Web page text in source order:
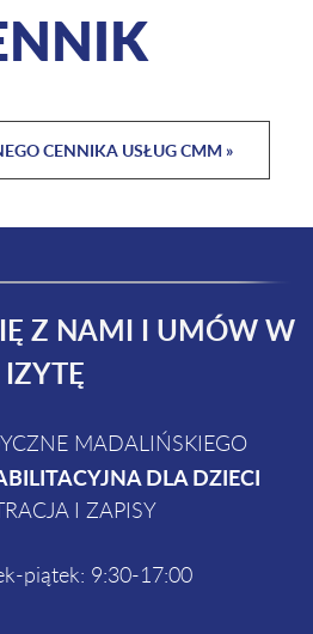
CENNIKA USŁUG CMM »
Z NAMI I UMÓW W
IZYTĘ
MADALIŃSKIEGO
DLA DZIECI
I ZAPISY
piątek: 9:30-17:00